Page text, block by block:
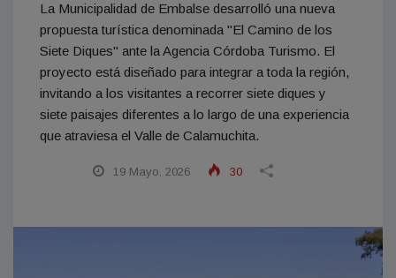
La Municipalidad de Embalse desarrolló una nueva
propuesta turística denominada "El Camino de los
Siete Diques" ante la Agencia Córdoba Turismo. El
proyecto está diseñado para integrar a toda la región,
invitando a los visitantes a recorrer siete diques y
siete paisajes diferentes a lo largo de una experiencia
que atraviesa el Valle de Calamuchita.
19 Mayo, 2026 30